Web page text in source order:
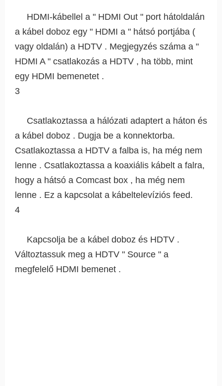
HDMI-kábellel a " HDMI Out " port hátoldalán
a kábel doboz egy " HDMI a " hátsó portjába (
vagy oldalán) a HDTV . Megjegyzés száma a "
HDMI A " csatlakozás a HDTV , ha több, mint
egy HDMI bemenetet .
3
Csatlakoztassa a hálózati adaptert a háton és
a kábel doboz . Dugja be a konnektorba.
Csatlakoztassa a HDTV a falba is, ha még nem
lenne . Csatlakoztassa a koaxiális kábelt a falra,
hogy a hátsó a Comcast box , ha még nem
lenne . Ez a kapcsolat a kábeltelevíziós feed.
4
Kapcsolja be a kábel doboz és HDTV .
Változtassuk meg a HDTV " Source " a
megfelelő HDMI bemenet .